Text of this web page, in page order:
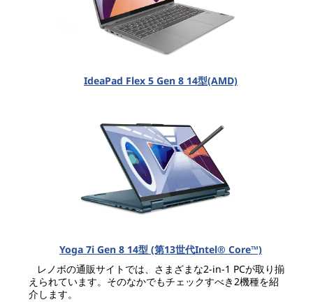
IdeaPad Flex 5 Gen 8 14型(AMD)
Yoga 7i Gen 8 14型 (第13世代Intel® Core™)
レノボの通販サイトでは、さまざまな2-in-1 PCが取り揃
えられています。そのなかでもチェックすべき2機種を紹
介します。